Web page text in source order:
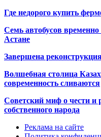
Где недорого купить
Семь автобусов
Астане
Завершена
Волшебная столица
современность сливаются
Советский миф о чести и
собственного народа
Реклама на сайте